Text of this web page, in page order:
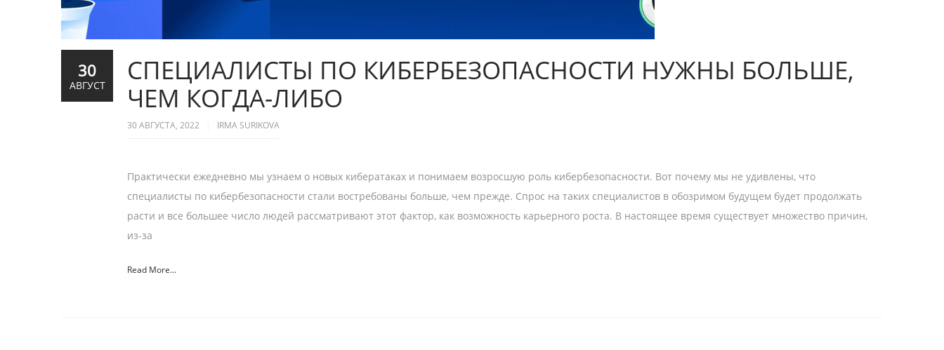
СПЕЦИАЛИСТЫ ПО КИБЕРБЕЗОПАСНОСТИ НУЖНЫ БОЛЬШЕ,
ЧЕМ КОГДА-ЛИБО
30 АВГУСТА, 2022 IRMA SURIKOVA
Практически ежедневно мы узнаем о новых кибератаках и понимаем возросшую роль кибербезопасности. Вот почему мы не удивлены, что
специалисты по кибербезопасности стали востребованы больше, чем прежде. Спрос на таких специалистов в обозримом будущем будет продолжать
расти и все большее число людей рассматривают этот фактор, как возможность карьерного роста. В настоящее время существует множество причин,
из-за
Read More...
30
АВГУСТ